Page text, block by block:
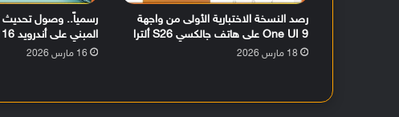
رصد النسخة الاختبارية الأولى من واجهة
One UI 9 على هاتف جالكسي S26 ألترا
18 مارس 2026
المبني على أندرويد 16 لهاتف Vivo V30
16 مارس 2026